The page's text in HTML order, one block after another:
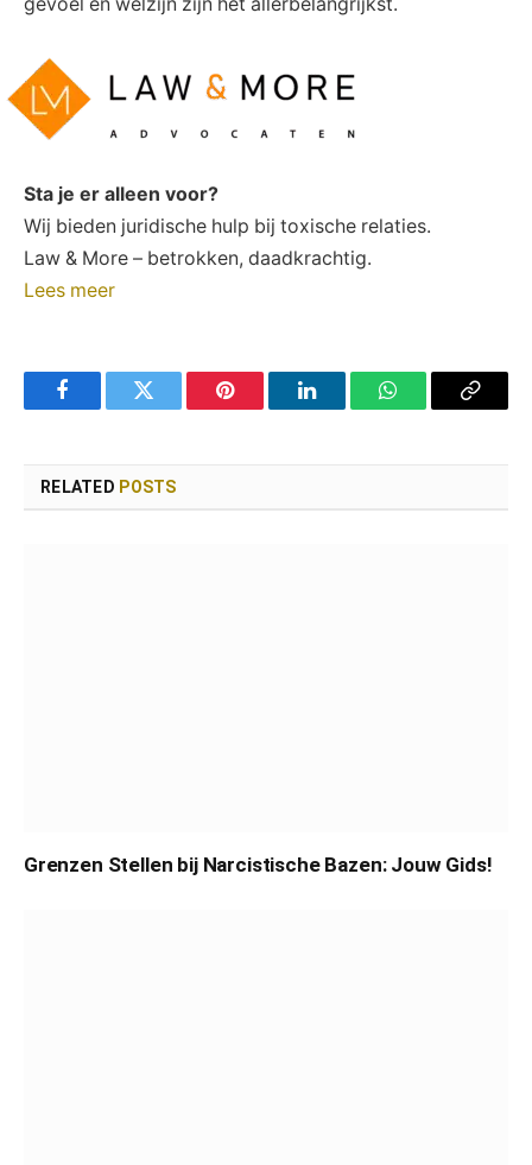
gevoel en welzijn zijn het allerbelangrijkst.
Sta je er alleen voor?
Wij bieden juridische hulp bij toxische relaties.
Law & More – betrokken, daadkrachtig.
Lees meer
FacebookTwitter Pinterest LinkedInWhatsAppCopy
RELATED POSTS
Grenzen Stellen bij Narcistische Bazen: Jouw Gids!